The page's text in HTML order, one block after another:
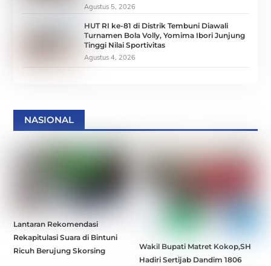
Agustus 5, 2026
HUT RI ke-81 di Distrik Tembuni Diawali
Turnamen Bola Volly, Yomima Ibori Junjung
Tinggi Nilai Sportivitas
Agustus 4, 2026
NASIONAL
Lantaran Rekomendasi
Rekapitulasi Suara di Bintuni
Ricuh Berujung Skorsing
Wakil Bupati Matret Kokop,SH
Hadiri Sertijab Dandim 1806